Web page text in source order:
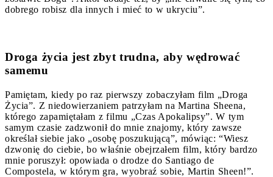
dobrego robisz dla innych i mieć to w ukryciu”.
Droga życia jest zbyt trudna, aby wędrować
samemu
Pamiętam, kiedy po raz pierwszy zobaczyłam film „Droga
Życia”. Z niedowierzaniem patrzyłam na Martina Sheena,
którego zapamiętałam z filmu „Czas Apokalipsy”. W tym
samym czasie zadzwonił do mnie znajomy, który zawsze
określał siebie jako „osobę poszukującą”, mówiąc: “Wiesz
dzwonię do ciebie, bo właśnie obejrzałem film, który bardzo
mnie poruszył: opowiada o drodze do Santiago de
Compostela, w którym gra, wyobraź sobie, Martin Sheen!”.